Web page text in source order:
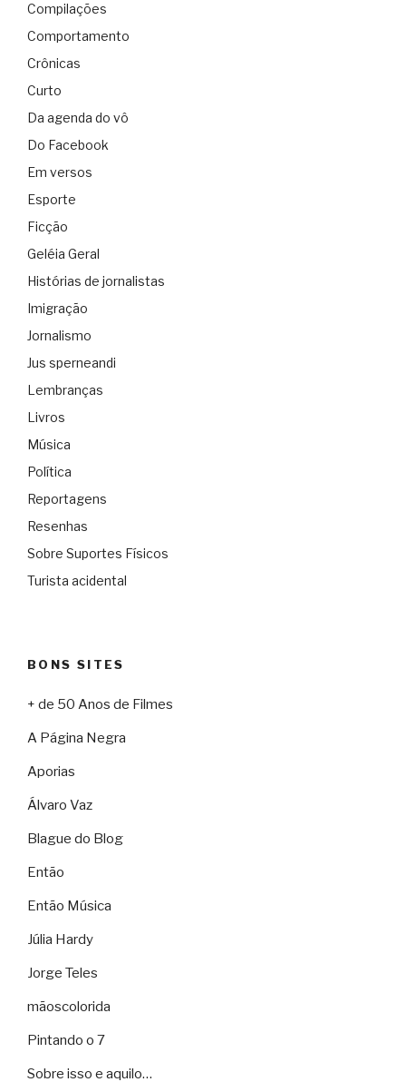
Compilações
Comportamento
Crônicas
Curto
Da agenda do vô
Do Facebook
Em versos
Esporte
Ficção
Geléia Geral
Histórias de jornalistas
Imigração
Jornalismo
Jus sperneandi
Lembranças
Livros
Música
Política
Reportagens
Resenhas
Sobre Suportes Físicos
Turista acidental
BONS SITES
+ de 50 Anos de Filmes
A Página Negra
Aporias
Álvaro Vaz
Blague do Blog
Então
Então Música
Júlia Hardy
Jorge Teles
mãoscolorida
Pintando o 7
Sobre isso e aquilo…